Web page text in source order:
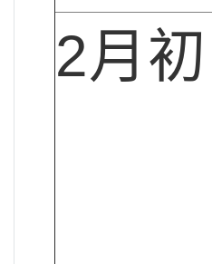
2月初